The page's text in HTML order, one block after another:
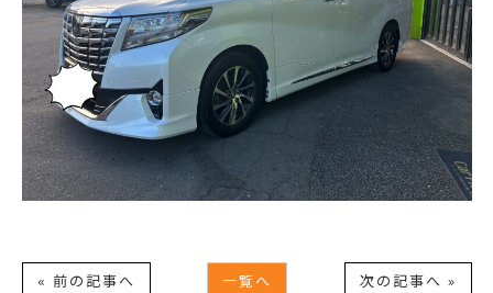
« 前の記事へ 一覧へ 次の記事へ »